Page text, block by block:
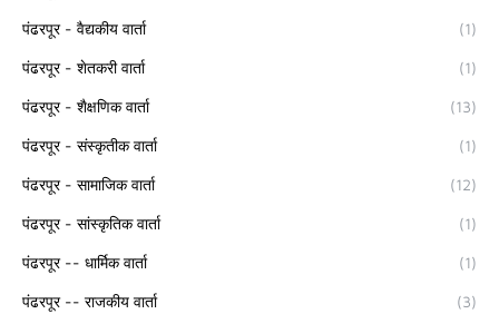
पंढरपूर - वैद्यकीय वार्ता (1)
पंढरपूर - शेतकरी वार्ता (1)
पंढरपूर - शैक्षणिक वार्ता (13)
पंढरपूर - संस्कृतीक वार्ता (1)
पंढरपूर - सामाजिक वार्ता (12)
पंढरपूर - सांस्कृतिक वार्ता (1)
पंढरपूर -- धार्मिक वार्ता (1)
पंढरपूर -- राजकीय वार्ता (3)